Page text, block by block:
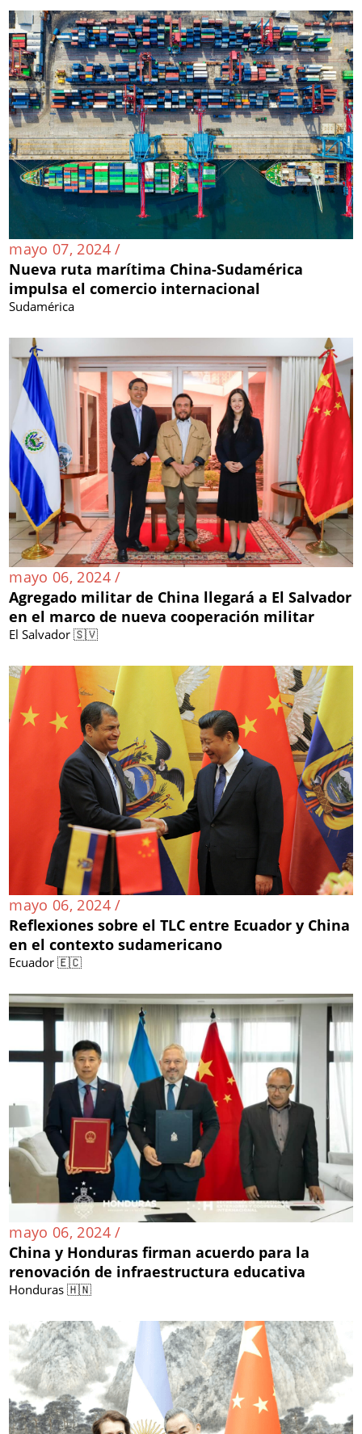
mayo 07, 2024 /
Nueva ruta marítima China-Sudamérica
impulsa el comercio internacional
Sudamérica
mayo 06, 2024 /
Agregado militar de China llegará a El Salvador
en el marco de nueva cooperación militar
El Salvador 🇸🇻
mayo 06, 2024 /
Reflexiones sobre el TLC entre Ecuador y China
en el contexto sudamericano
Ecuador 🇪🇨
mayo 06, 2024 /
China y Honduras firman acuerdo para la
renovación de infraestructura educativa
Honduras 🇭🇳